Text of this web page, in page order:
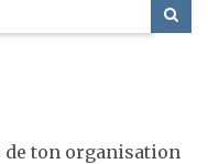
ton organisation